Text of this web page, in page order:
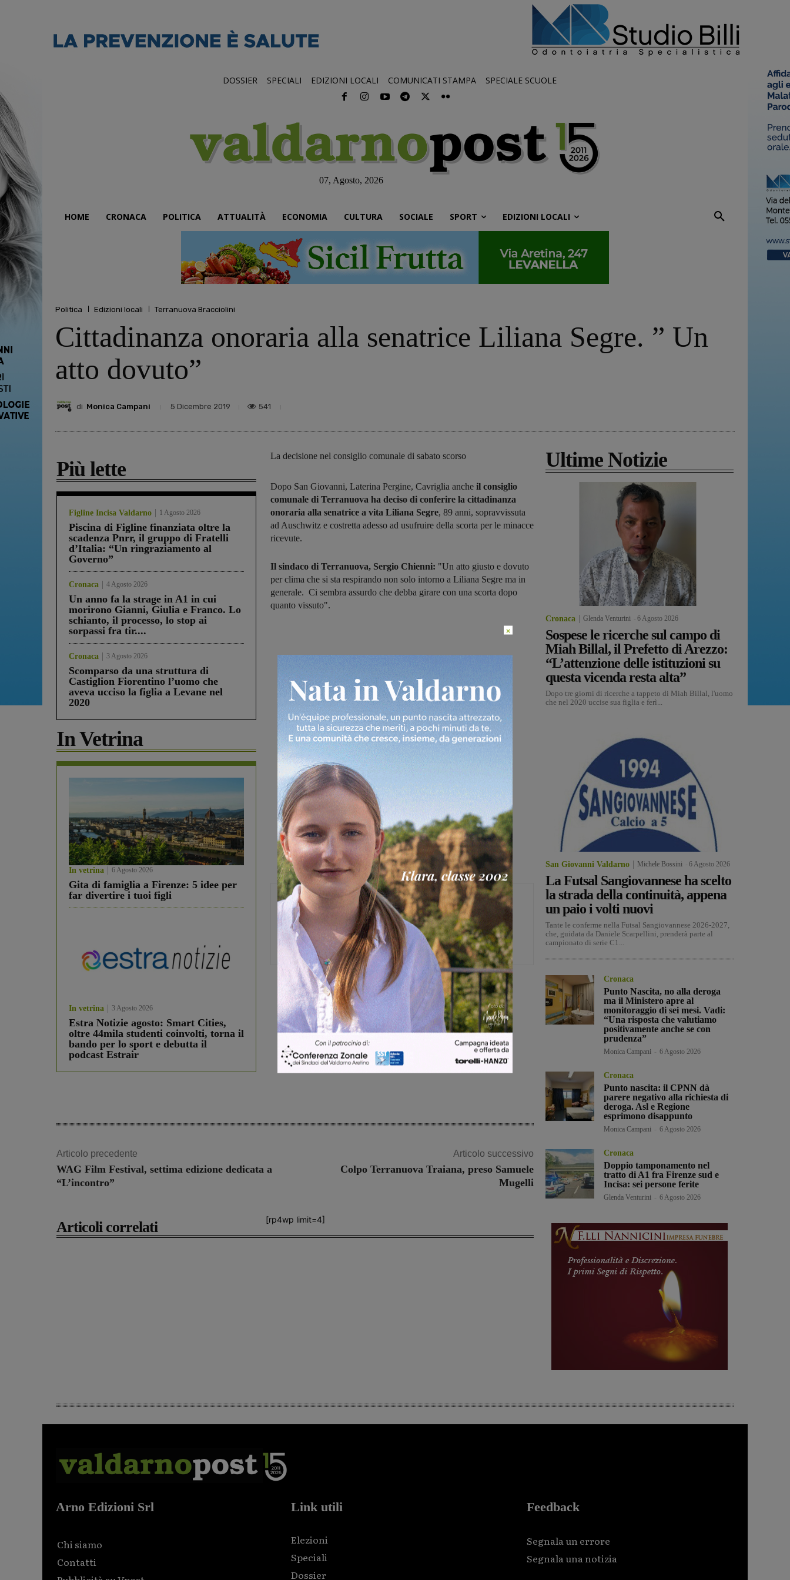
DOSSIER SPECIALI EDIZIONI LOCALI COMUNICATI STAMPA SPECIALE SCUOLE
07, Agosto, 2026
HOME CRONACA POLITICA ATTUALITÀ ECONOMIA CULTURA SOCIALE SPORT EDIZIONI LOCALI
Politica Edizioni locali Terranuova Bracciolini
Cittadinanza onoraria alla senatrice Liliana Segre. ” Un
atto dovuto”
di Monica Campani 5 Dicembre 2019 541
Più lette
Figline Incisa Valdarno 1 Agosto 2026
Piscina di Figline finanziata oltre la
scadenza Pnrr, il gruppo di Fratelli
d’Italia: “Un ringraziamento al
Governo”
Cronaca 4 Agosto 2026
Un anno fa la strage in A1 in cui
morirono Gianni, Giulia e Franco. Lo
schianto, il processo, lo stop ai
sorpassi fra tir....
Cronaca 3 Agosto 2026
Scomparso da una struttura di
Castiglion Fiorentino l’uomo che
aveva ucciso la figlia a Levane nel
2020
In Vetrina
In vetrina 6 Agosto 2026
Gita di famiglia a Firenze: 5 idee per
far divertire i tuoi figli
In vetrina 3 Agosto 2026
Estra Notizie agosto: Smart Cities,
oltre 44mila studenti coinvolti, torna il
bando per lo sport e debutta il
podcast Estrair
La decisione nel consiglio comunale di sabato scorso
Dopo San Giovanni, Laterina Pergine, Cavriglia anche il consiglio
comunale di Terranuova ha deciso di conferire la cittadinanza
onoraria alla senatrice a vita Liliana Segre, 89 anni, sopravvissuta
ad Auschwitz e costretta adesso ad usufruire della scorta per le minacce
ricevute.
Il sindaco di Terranuova, Sergio Chienni: "Un atto giusto e dovuto
per clima che si sta respirando non solo intorno a Liliana Segre ma in
generale. Ci sembra assurdo che debba girare con una scorta dopo
quanto vissuto".
Monica Campani
Direttore
Share
Articolo precedente
WAG Film Festival, settima edizione dedicata a
“L’incontro”
Articolo successivo
Colpo Terranuova Traiana, preso Samuele
Mugelli
[rp4wp limit=4]
Articoli correlati
Ultime Notizie
Cronaca Glenda Venturini 6 Agosto 2026
Sospese le ricerche sul campo di
Miah Billal, il Prefetto di Arezzo:
“L’attenzione delle istituzioni su
questa vicenda resta alta”
Dopo tre giorni di ricerche a tappeto di Miah Billal, l'uomo
che nel 2020 uccise sua figlia e ferì...
San Giovanni Valdarno Michele Bossini 6 Agosto 2026
La Futsal Sangiovannese ha scelto
la strada della continuità, appena
un paio i volti nuovi
Tante le conferme nella Futsal Sangiovannese 2026-2027,
che, guidata da Daniele Scarpellini, prenderà parte al
campionato di serie C1...
Cronaca
Punto Nascita, no alla deroga
ma il Ministero apre al
monitoraggio di sei mesi. Vadi:
“Una risposta che valutiamo
positivamente anche se con
prudenza”
Monica Campani 6 Agosto 2026
Cronaca
Punto nascita: il CPNN dà
parere negativo alla richiesta di
deroga. Asl e Regione
esprimono disappunto
Monica Campani 6 Agosto 2026
Cronaca
Doppio tamponamento nel
tratto di A1 fra Firenze sud e
Incisa: sei persone ferite
Glenda Venturini 6 Agosto 2026
Arno Edizioni Srl
Chi siamo
Contatti
Link utili
Elezioni
Speciali
Dossier
Feedback
Segnala un errore
Segnala una notizia
×